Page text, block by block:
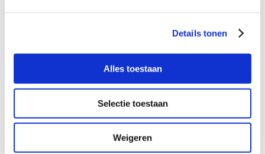
Details tonen
Alles toestaan
Selectie toestaan
Weigeren
Kun jij deze stoere jongen van 7 jaar
een middag plezier bezorgen?